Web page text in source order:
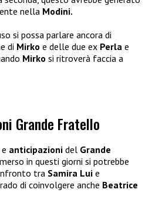
nella Modini.
si possa parlare ancora di
di Mirko e delle due ex Perla e
Mirko si ritroverà faccia a
Grande Fratello
e anticipazioni del Grande
in questi giorni si potrebbe
tra Samira Lui e
di coinvolgere anche Beatrice